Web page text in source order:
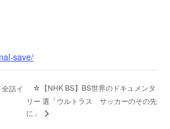
save/
話イ
☆【NHK BS】BS世界のドキュメンタ
リー 選「ウルトラス サッカーのその先
に」